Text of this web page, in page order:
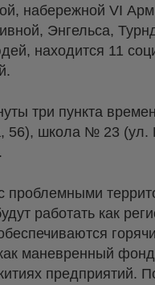
набережной VI
Энгельса,
находится 11
три пункта
школа № 23 (ул.
проблемными
работать как
маневренный
предприятий.